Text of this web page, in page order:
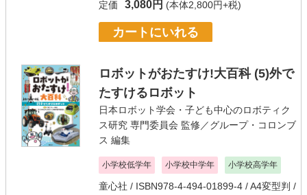
定価 3,080円 (本体2,800円+税)
カートにいれる
ロボットがおたすけ!大百科 (5)外で
たすけるロボット
日本ロボット学会・子ども中心のロボティク
ス研究 専門委員会 監修／グループ・コロンブ
ス 編集
小学校低学年 小学校中学年 小学校高学年
童心社 / ISBN978-4-494-01899-4 / A4変型判 /